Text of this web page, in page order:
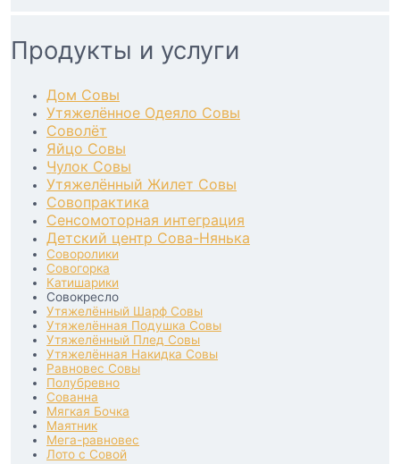
Продукты и услуги
Дом Совы
Утяжелённое Одеяло Совы
Соволёт
Яйцо Совы
Чулок Совы
Утяжелённый Жилет Совы
Совопрактика
Сенсомоторная интеграция
Детский центр Сова-Нянька
Соворолики
Совогорка
Катишарики
Совокресло
Утяжелённый Шарф Совы
Утяжелённая Подушка Совы
Утяжелённый Плед Совы
Утяжелённая Накидка Совы
Равновес Совы
Полубревно
Сованна
Мягкая Бочка
Маятник
Мега-равновес
Лото с Совой